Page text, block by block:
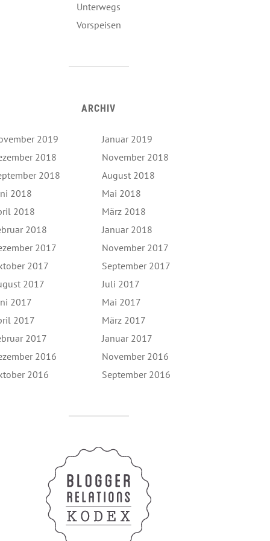
Unterwegs
Vorspeisen
ARCHIV
2019
Januar 2019
2018
November 2018
2018
August 2018
2018
Mai 2018
2018
März 2018
2018
Januar 2018
2017
November 2017
2017
September 2017
2017
Juli 2017
2017
Mai 2017
2017
März 2017
2017
Januar 2017
2016
November 2016
2016
September 2016